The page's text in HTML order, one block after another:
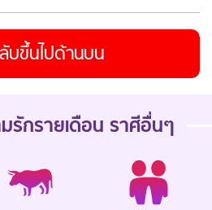
บขึ้นไปด้านบน
รักรายเดือน ราศีอื่นๆ